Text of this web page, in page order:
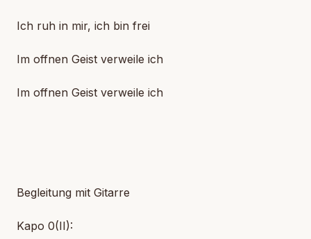
Ich ruh in mir, ich bin frei
Im offnen Geist verweile ich
Im offnen Geist verweile ich
Begleitung mit Gitarre
Kapo 0(II):